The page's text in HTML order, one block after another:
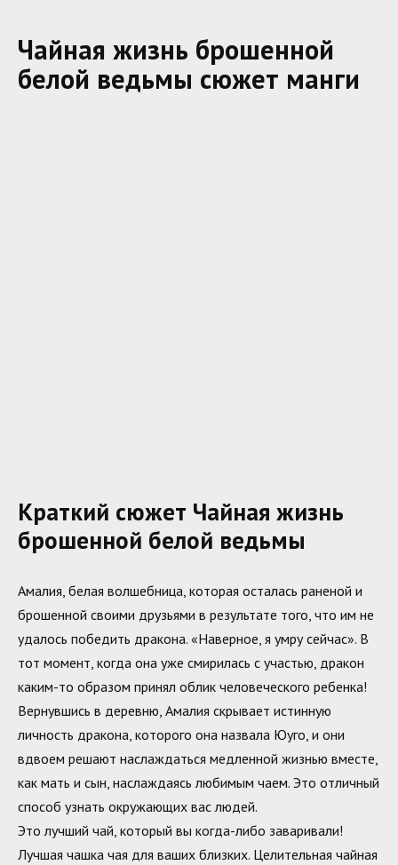
Чайная жизнь брошенной
белой ведьмы сюжет манги
Краткий сюжет Чайная жизнь
брошенной белой ведьмы
Амалия, белая волшебница, которая осталась раненой и
брошенной своими друзьями в результате того, что им не
удалось победить дракона. «Наверное, я умру сейчас». В
тот момент, когда она уже смирилась с участью, дракон
каким-то образом принял облик человеческого ребенка!
Вернувшись в деревню, Амалия скрывает истинную
личность дракона, которого она назвала Юуго, и они
вдвоем решают наслаждаться медленной жизнью вместе,
как мать и сын, наслаждаясь любимым чаем. Это отличный
способ узнать окружающих вас людей.
Это лучший чай, который вы когда-либо заваривали!
Лучшая чашка чая для ваших близких. Целительная чайная